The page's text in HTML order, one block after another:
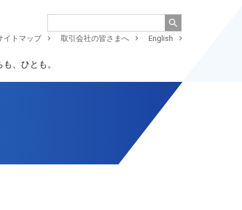
イトマップ 取引会社の皆さまへ English
、ひとも。